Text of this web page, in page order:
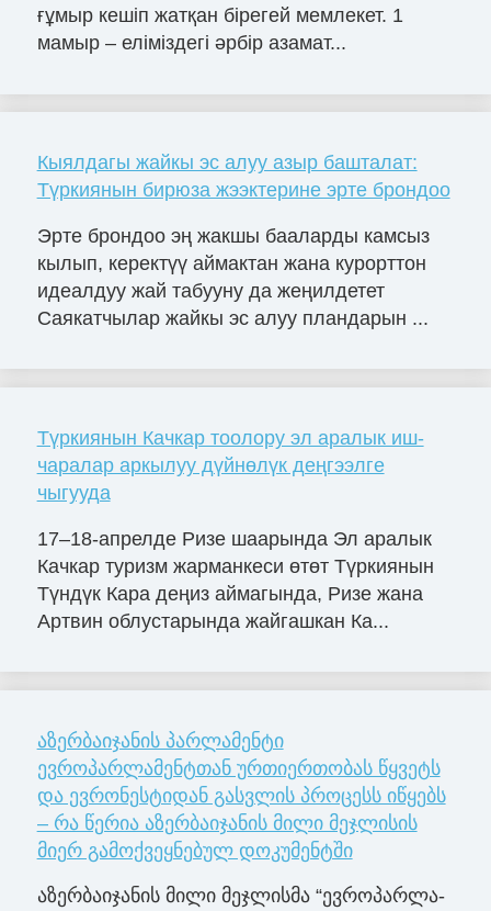
ғұмыр кешіп жатқан бірегей мемлекет. 1
мамыр – еліміздегі әрбір азамат...
Кыялдагы жайкы эс алуу азыр башталат:
Түркиянын бирюза жээктерине эрте брондоо
Эрте брондоо эң жакшы бааларды камсыз
кылып, керектүү аймактан жана курорттон
идеалдуу жай табууну да жеңилдетет
Саякатчылар жайкы эс алуу пландарын ...
Түркиянын Качкар тоолору эл аралык иш-
чаралар аркылуу дүйнөлүк деңгээлге
чыгууда
17–18-апрелде Ризе шаарында Эл аралык
Качкар туризм жарманкеси өтөт Түркиянын
Түндүк Кара деңиз аймагында, Ризе жана
Артвин облустарында жайгашкан Ка...
აზერბაიჯანის პარლამენტი
ევროპარლამენტთან ურთიერთობას წყვეტს
და ევრონესტიდან გასვლის პროცესს იწყებს
– რა წერია აზერბაიჯანის მილი მეჯლისის
მიერ გამოქვეყნებულ დოკუმენტში
აზერ­ბა­ი­ჯა­ნის მილი მე­ჯლის­მა “ევ­რო­პარ­ლა­